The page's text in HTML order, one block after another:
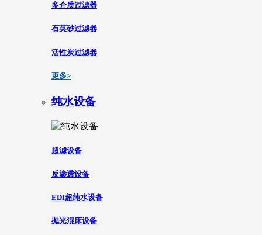
多介质过滤器
石英砂过滤器
活性炭过滤器
更多>
纯水设备
超滤设备
反渗透设备
EDI超纯水设备
抛光混床设备